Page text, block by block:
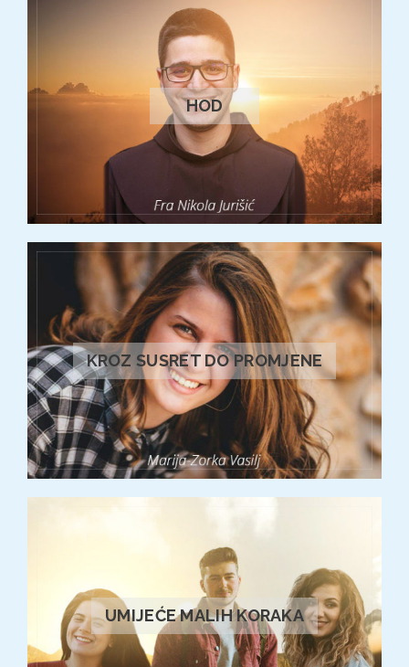
HOD
KROZ SUSRET DO PROMJENE
UMIJEĆE MALIH KORAKA